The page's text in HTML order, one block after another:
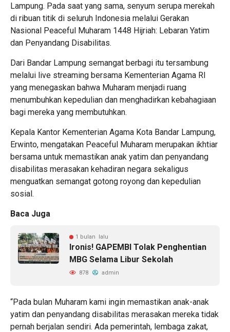
Lampung. Pada saat yang sama, senyum serupa merekah
di ribuan titik di seluruh Indonesia melalui Gerakan
Nasional Peaceful Muharam 1448 Hijriah: Lebaran Yatim
dan Penyandang Disabilitas.
Dari Bandar Lampung semangat berbagi itu tersambung
melalui live streaming bersama Kementerian Agama RI
yang menegaskan bahwa Muharam menjadi ruang
menumbuhkan kepedulian dan menghadirkan kebahagiaan
bagi mereka yang membutuhkan.
Kepala Kantor Kementerian Agama Kota Bandar Lampung,
Erwinto, mengatakan Peaceful Muharam merupakan ikhtiar
bersama untuk memastikan anak yatim dan penyandang
disabilitas merasakan kehadiran negara sekaligus
menguatkan semangat gotong royong dan kepedulian
sosial.
Baca Juga
1 bulan lalu
Ironis! GAPEMBI Tolak Penghentian
MBG Selama Libur Sekolah
878 admin
“Pada bulan Muharam kami ingin memastikan anak-anak
yatim dan penyandang disabilitas merasakan mereka tidak
pernah berjalan sendiri. Ada pemerintah, lembaga zakat,